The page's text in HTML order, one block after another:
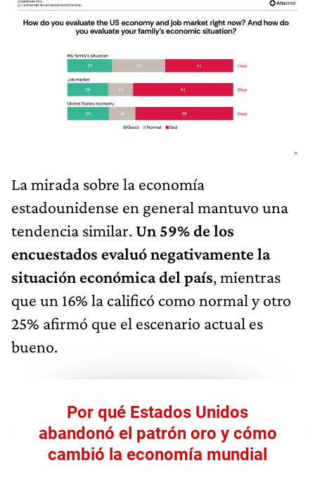
La mirada sobre la economía
estadounidense en general mantuvo una
tendencia similar.Un 59% de los
encuestados evaluó negativamente la
situación económica del país, mientras
que un 16% la calificó como normal y otro
25% afirmó que el escenario actual es
bueno.
Por qué Estados Unidos
abandonó el patrón oro y cómo
cambió la economía mundial